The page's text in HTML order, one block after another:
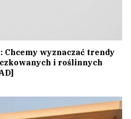
Chcemy wyznaczać trendy
i roślinnych